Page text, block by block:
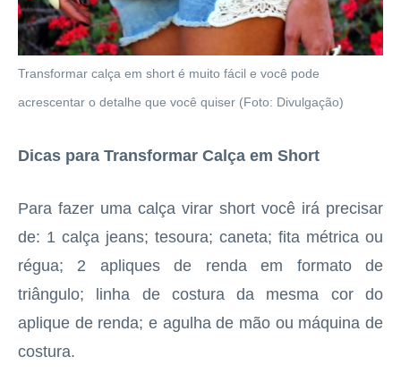
Transformar calça em short é muito fácil e você pode
acrescentar o detalhe que você quiser (Foto: Divulgação)
Dicas para Transformar Calça em Short
Para fazer uma calça virar short você irá precisar
de: 1 calça jeans; tesoura; caneta; fita métrica ou
régua; 2 apliques de renda em formato de
triângulo; linha de costura da mesma cor do
aplique de renda; e agulha de mão ou máquina de
costura.